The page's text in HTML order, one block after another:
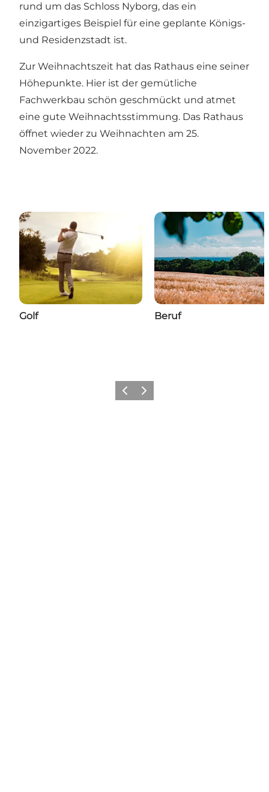
rund um das Schloss Nyborg, das ein
einzigartiges Beispiel für eine geplante Königs-
und Residenzstadt ist.
Zur Weihnachtszeit hat das Rathaus eine seiner
Höhepunkte. Hier ist der gemütliche
Fachwerkbau schön geschmückt und atmet
eine gute Weihnachtsstimmung. Das Rathaus
öffnet wieder zu Weihnachten am 25.
November 2022.
Golf Beruf
ZurückWeiter